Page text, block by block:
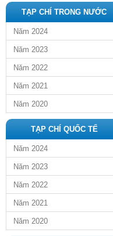
TẠP CHÍ TRONG NƯỚC
Năm 2024
Năm 2023
Năm 2022
Năm 2021
Năm 2020
TẠP CHÍ QUỐC TẾ
Năm 2024
Năm 2023
Năm 2022
Năm 2021
Năm 2020